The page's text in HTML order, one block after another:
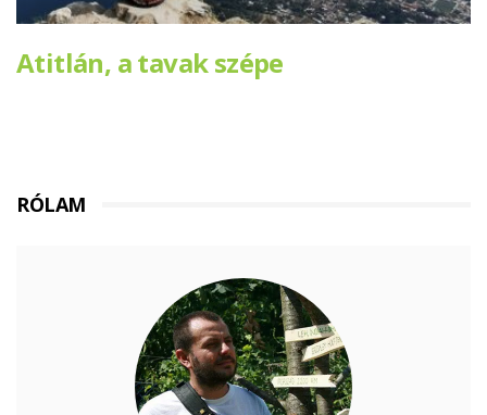
Atitlán, a tavak szépe
RÓLAM